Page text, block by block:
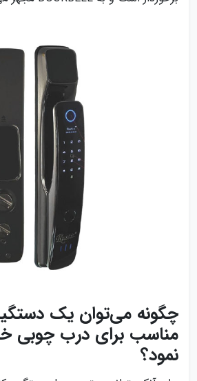
چگونه می‌توان یک
مناسب برای درب چوبی
نمود؟